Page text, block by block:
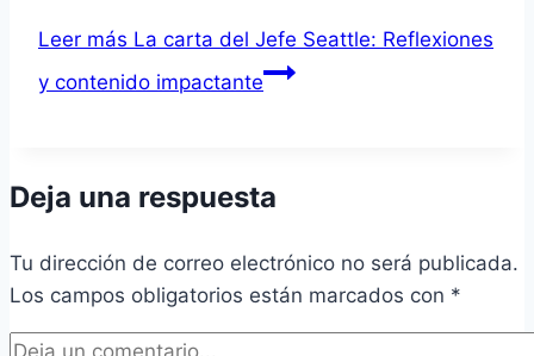
Leer más La carta del Jefe Seattle: Reflexiones
y contenido impactante
Deja una respuesta
Tu dirección de correo electrónico no será publicada.
Los campos obligatorios están marcados con *